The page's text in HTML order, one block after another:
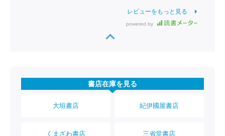
レビューをもっと見る
powered by
書店在庫を見る
大垣書店 紀伊國屋書店
くまざわ書店 三省堂書店